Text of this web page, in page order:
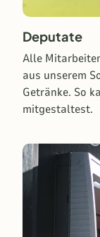
Deputate
Alle
aus unserem
Getränke. So
mitgestaltest.